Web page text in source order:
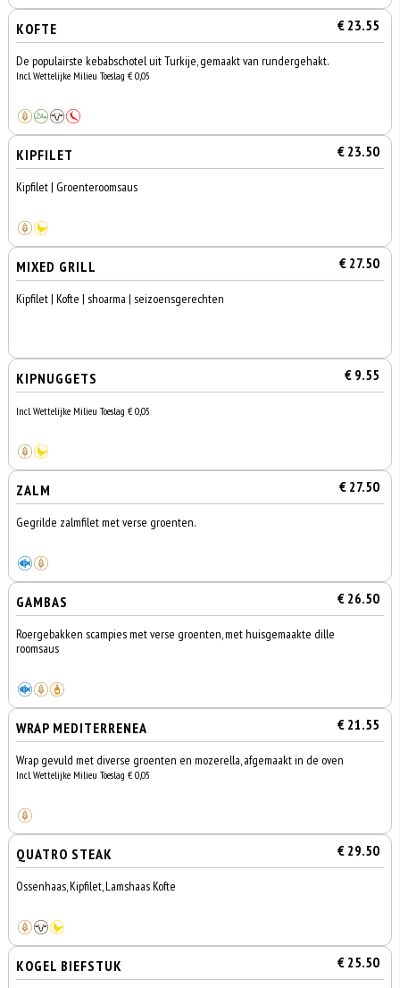
KOFTE € 23.55
De populairste kebabschotel uit Turkije, gemaakt van rundergehakt.
Incl. Wettelijke Milieu Toeslag € 0,05
KIPFILET € 23.50
Kipfilet | Groenteroomsaus
MIXED GRILL € 27.50
Kipfilet | Kofte | shoarma | seizoensgerechten
KIPNUGGETS € 9.55
Incl. Wettelijke Milieu Toeslag € 0,05
ZALM € 27.50
Gegrilde zalmfilet met verse groenten.
GAMBAS € 26.50
Roergebakken scampies met verse groenten, met huisgemaakte dille
roomsaus
WRAP MEDITERRENEA € 21.55
Wrap gevuld met diverse groenten en mozerella, afgemaakt in de oven
Incl. Wettelijke Milieu Toeslag € 0,05
QUATRO STEAK € 29.50
Ossenhaas, Kipfilet, Lamshaas Kofte
KOGEL BIEFSTUK € 25.50